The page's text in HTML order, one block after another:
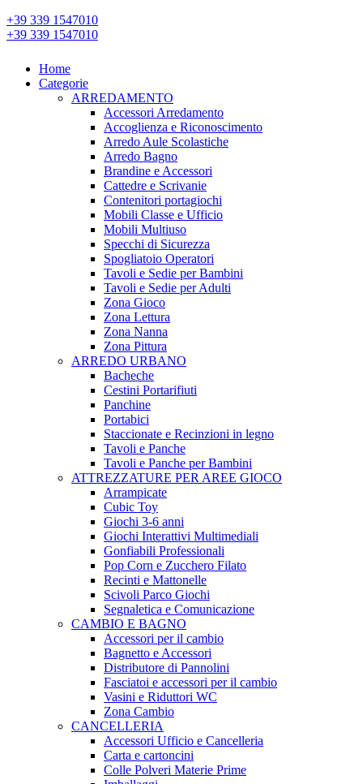
+39 339 1547010
+39 339 1547010
Home
Categorie
ARREDAMENTO
Accessori Arredamento
Accoglienza e Riconoscimento
Arredo Aule Scolastiche
Arredo Bagno
Brandine e Accessori
Cattedre e Scrivanie
Contenitori portagiochi
Mobili Classe e Ufficio
Mobili Multiuso
Specchi di Sicurezza
Spogliatoio Operatori
Tavoli e Sedie per Bambini
Tavoli e Sedie per Adulti
Zona Gioco
Zona Lettura
Zona Nanna
Zona Pittura
ARREDO URBANO
Bacheche
Cestini Portarifiuti
Panchine
Portabici
Staccionate e Recinzioni in legno
Tavoli e Panche
Tavoli e Panche per Bambini
ATTREZZATURE PER AREE GIOCO
Arrampicate
Cubic Toy
Giochi 3-6 anni
Giochi Interattivi Multimediali
Gonfiabili Professionali
Pop Corn e Zucchero Filato
Recinti e Mattonelle
Scivoli Parco Giochi
Segnaletica e Comunicazione
CAMBIO E BAGNO
Accessori per il cambio
Bagnetto e Accessori
Distributore di Pannolini
Fasciatoi e accessori per il cambio
Vasini e Riduttori WC
Zona Cambio
CANCELLERIA
Accessori Ufficio e Cancelleria
Carta e cartoncini
Colle Polveri Materie Prime